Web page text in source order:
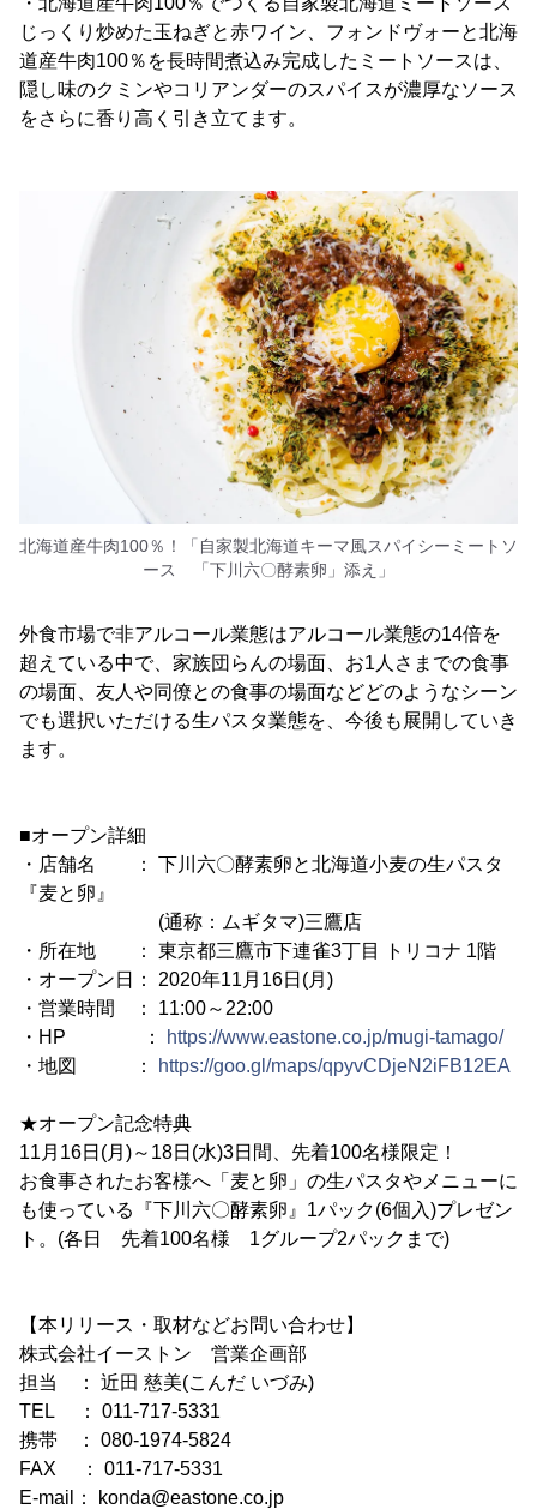
じっくり炒めた玉ねぎと赤ワイン、フォンドヴォーと北海
道産牛肉100％を長時間煮込み完成したミートソースは、
隠し味のクミンやコリアンダーのスパイスが濃厚なソース
をさらに香り高く引き立てます。
北海道産牛肉100％！「自家製北海道キーマ風スパイシーミートソ
ース 「下川六〇酵素卵」添え」
外食市場で非アルコール業態はアルコール業態の14倍を
超えている中で、家族団らんの場面、お1人さまでの食事
の場面、友人や同僚との食事の場面などどのようなシーン
でも選択いただける生パスタ業態を、今後も展開していき
ます。
■オープン詳細
・店舗名 ： 下川六〇酵素卵と北海道小麦の生パスタ
『麦と卵』
(通称：ムギタマ)三鷹店
・所在地 ： 東京都三鷹市下連雀3丁目 トリコナ 1階
・オープン日： 2020年11月16日(月)
・営業時間 ： 11:00～22:00
・HP ：
https://www.eastone.co.jp/mugi-tamago/
・地図 ：
https://goo.gl/maps/qpyvCDjeN2iFB12EA
★オープン記念特典
11月16日(月)～18日(水)3日間、先着100名様限定！
お食事されたお客様へ「麦と卵」の生パスタやメニューに
も使っている『下川六〇酵素卵』1パック(6個入)プレゼン
ト。(各日 先着100名様 1グループ2パックまで)
【本リリース・取材などお問い合わせ】
株式会社イーストン 営業企画部
担当 ： 近田 慈美(こんだ いづみ)
TEL ： 011-717-5331
携帯 ： 080-1974-5824
FAX ： 011-717-5331
E-mail： konda@eastone.co.jp